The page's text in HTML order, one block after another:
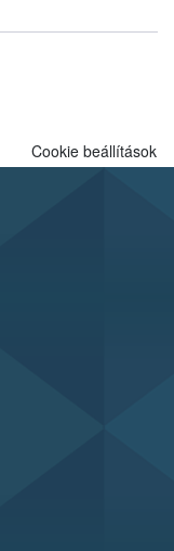
jártas szakértőt.
Cookie beállítások